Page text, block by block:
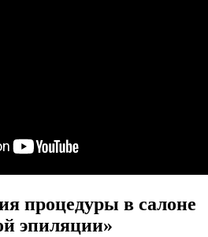
процедуры в салоне
эпиляции»